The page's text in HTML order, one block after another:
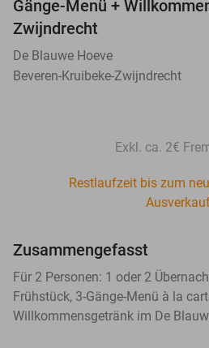
Gänge-Menü +
Zwijndrecht
De Blauwe Hoeve
Beveren-Kruibeke-Zwijndrecht
Exkl. ca. 2€
Restlaufzeit bis zum
Zusammengefasst
Für 2 Personen: 1 oder 2
Frühstück, 3-Gänge-Menü à la
Willkommensgetränk im De